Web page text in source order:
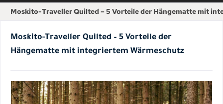
Moskito-Traveller Quilted – 5 Vorteile der Hängematte mit
Moskito-Traveller Quilted – 5 Vorteile der
Hängematte mit integriertem Wärmeschutz